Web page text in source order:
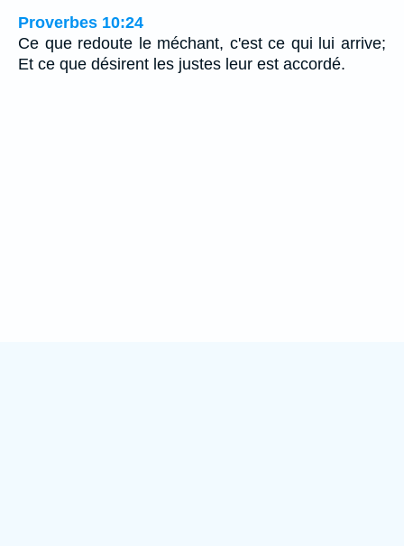
Proverbes 10:24
Ce que redoute le méchant, c'est ce qui lui arrive;
Et ce que désirent les justes leur est accordé.